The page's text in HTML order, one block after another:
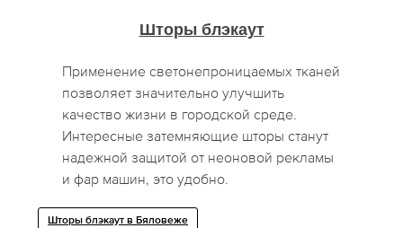
Шторы блэкаут
Применение светонепроницаемых тканей
позволяет значительно улучшить
качество жизни в городской среде.
Интересные затемняющие шторы станут
надежной защитой от неоновой рекламы
и фар машин, это удобно.
Шторы блэкаут в Бяловеже